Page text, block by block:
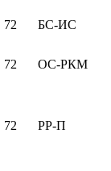
72 БС-ИС
72
ОС-РКМ
72 РР-П